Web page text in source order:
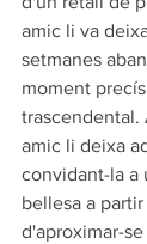
amic li va
setmanes
moment
trascendental.
amic li deixa
convidant-la a
bellesa a
d'aproximar-